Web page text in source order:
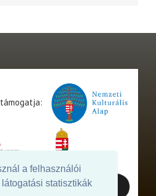
a felhasználói
statisztikák